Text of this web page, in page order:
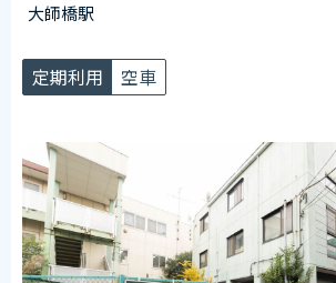
大師橋駅
定期利用 空車